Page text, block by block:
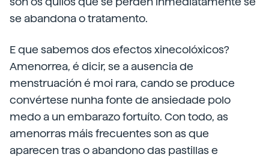
se abandona o tratamento.
E que sabemos dos efectos xinecolóxicos?
Amenorrea, é dicir, se a ausencia de
menstruación é moi rara, cando se produce
convértese nunha fonte de ansiedade polo
medo a un embarazo fortuíto. Con todo, as
amenorras máis frecuentes son as que
aparecen tras o abandono das pastillas e